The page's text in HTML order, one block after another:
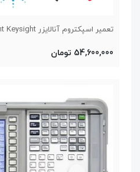
تعمیر اسپکتروم آنالایزر HP Agilent Keysight
54,600,000 تومان